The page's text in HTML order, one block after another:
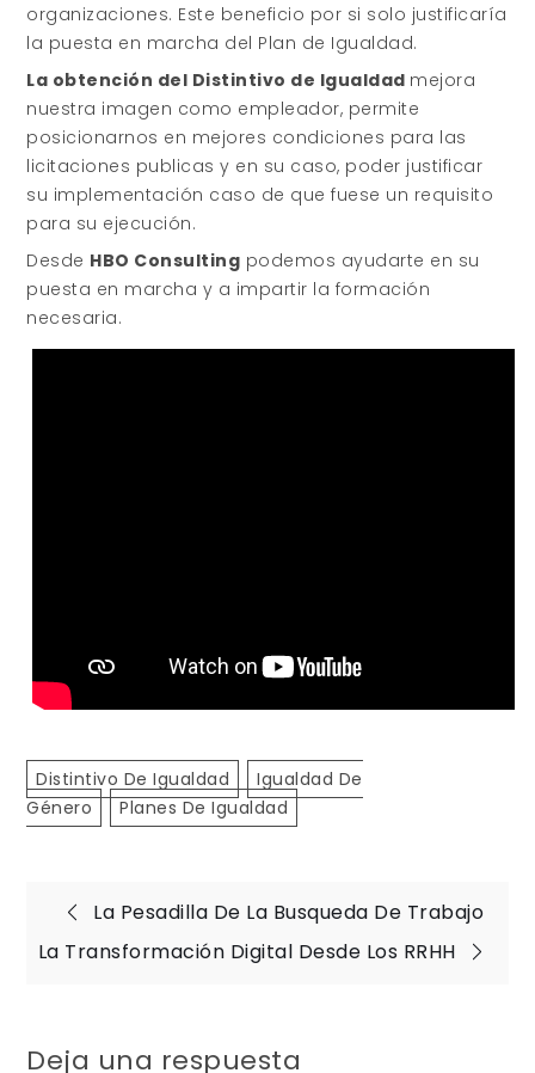
organizaciones. Este beneficio por si solo justificaría
la puesta en marcha del Plan de Igualdad.
La obtención del Distintivo de Igualdad mejora
nuestra imagen como empleador, permite
posicionarnos en mejores condiciones para las
licitaciones publicas y en su caso, poder justificar
su implementación caso de que fuese un requisito
para su ejecución.
Desde HBO Consulting podemos ayudarte en su
puesta en marcha y a impartir la formación
necesaria.
Distintivo De Igualdad
Igualdad De
Género
Planes De Igualdad
Navegación
entradas
La Pesadilla De La Busqueda De Trabajo
La Transformación Digital Desde Los RRHH
Deja una respuesta